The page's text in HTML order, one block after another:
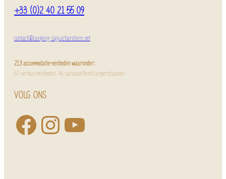
+33 (0)2 40 21 55 09
contact@camping-laguichardiere.net
213 accommodatie-eenheden waaronder:
67 verhuureenheden, 46 caravan/tent/camperplaatsen
VOLG ONS